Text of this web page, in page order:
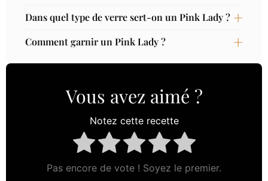
Dans quel type de verre sert-on un Pink Lady ?
Comment garnir un Pink Lady ?
Vous avez aimé ?
Notez cette recette
Pas encore de vote ! Soyez le premier.